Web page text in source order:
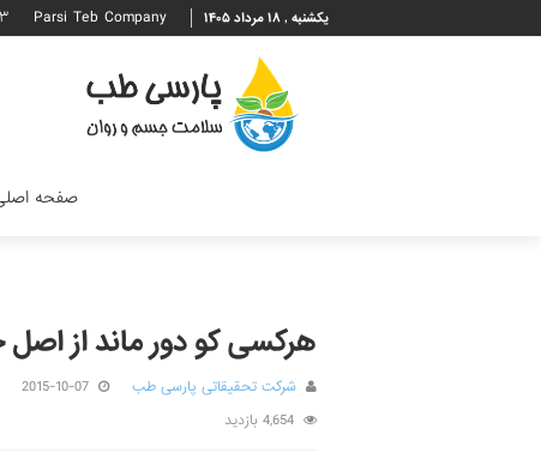
یکشنبه , ۱۸ مرداد ۱۴۰۵ Parsi Teb Company
صفحه
هرکسی کو دور ماند از
شرکت تحقیقاتی پارسی طب 2015-10-07
4,654 بازدید